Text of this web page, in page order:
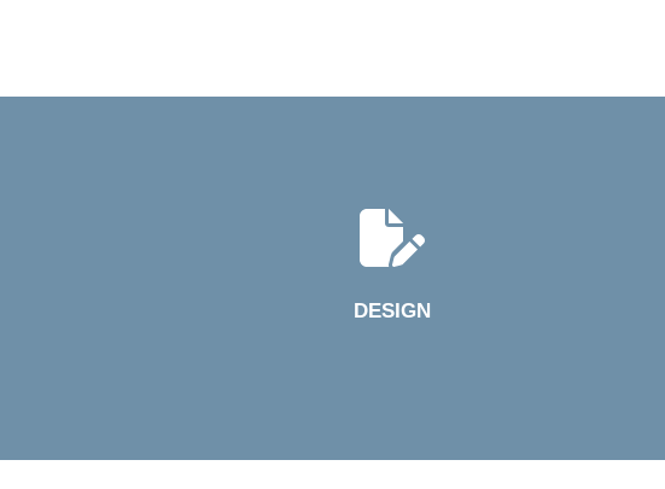
DESIGN